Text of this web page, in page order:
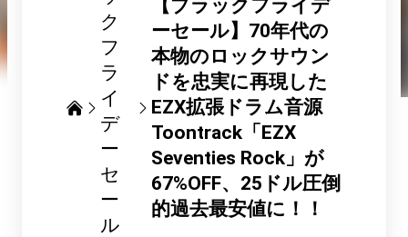
ク
フ
ラ
イ
デ
ー
セ
ー
ル
【ブラックフライデ
ーセール】70年代の
本物のロックサウン
ドを忠実に再現した
EZX拡張ドラム音源
Toontrack「EZX
Seventies Rock」が
67%OFF、25ドル圧倒
的過去最安値に！！